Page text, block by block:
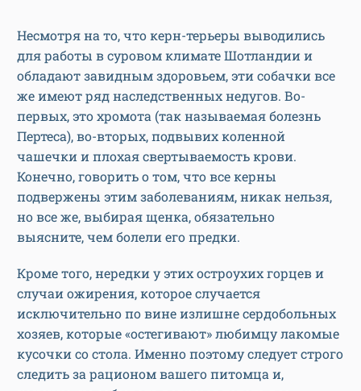
Несмотря на то, что керн-терьеры выводились
для работы в суровом климате Шотландии и
обладают завидным здоровьем, эти собачки все
же имеют ряд наследственных недугов. Во-
первых, это хромота (так называемая болезнь
Пертеса), во-вторых, подвывих коленной
чашечки и плохая свертываемость крови.
Конечно, говорить о том, что все керны
подвержены этим заболеваниям, никак нельзя,
но все же, выбирая щенка, обязательно
выясните, чем болели его предки.
Кроме того, нередки у этих остроухих горцев и
случаи ожирения, которое случается
исключительно по вине излишне сердобольных
хозяев, которые «остегивают» любимцу лакомые
кусочки со стола. Именно поэтому следует строго
следить за рационом вашего питомца и,